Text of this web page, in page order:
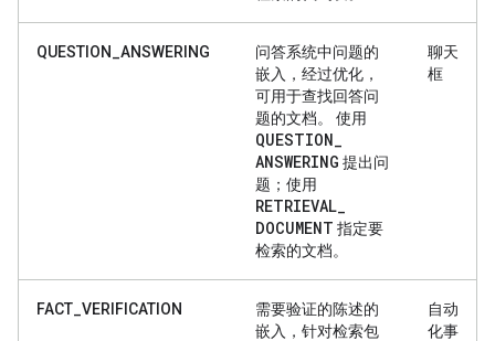
QUESTION_ANSWERING
问答系统中问题的
嵌入，经过优化，
可用于查找回答问
题的文档。 使用
QUESTION_
ANSWERING 提出问
题；使用
RETRIEVAL_
DOCUMENT 指定要
检索的文档。
聊天
框
FACT_VERIFICATION
需要验证的陈述的
嵌入，针对检索包
自动
化事